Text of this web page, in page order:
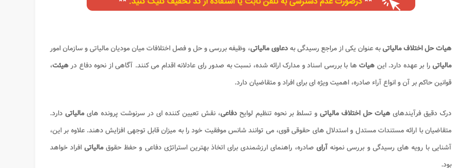
هیات حل اختلاف مالیاتیبه عنوان یکی از مراجع رسیدگی بهدعاوی مالیاتی، وظیفه بررسی و حل و فصل اختلافات میان مودیان مالیاتی و سازمان امور
مالیاتی را بر عهده دارد. این هیات ها با بررسی اسناد و مدارک ارائه شده، نسبت به صدور رای عادلانه اقدام می کنند. آگاهی از نحوه دفاع درهیئت،
قوانین حاکم بر آن و انواع آراء صادره، اهمیت ویژه ای برای افراد و متقاضیان دارد.
درک دقیق فرآیندهایهیات حل اختلاف مالیاتی و تسلط بر نحوه تنظیم لوایح دفاعی، نقش تعیین کننده ای در سرنوشت پرونده های مالیاتی دارد.
متقاضیان با ارائه مستندات مستدل و استدلال های حقوقی قوی، می توانند شانس موفقیت خود را به میزان قابل توجهی افزایش دهند. علاوه بر این،
آشنایی با رویه های رسیدگی و بررسی نمونه آرای صادره، راهنمای ارزشمندی برای اتخاذ بهترین استراتژی دفاعی و حفظ حقوق مالیاتی افراد خواهد
بود.